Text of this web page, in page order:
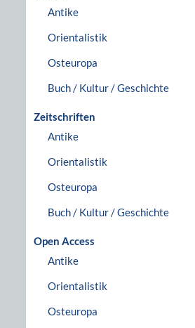
Antike
Orientalistik
Osteuropa
Buch / Kultur / Geschichte
Zeitschriften
Antike
Orientalistik
Osteuropa
Buch / Kultur / Geschichte
Open Access
Antike
Orientalistik
Osteuropa